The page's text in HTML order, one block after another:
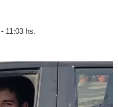
11:03 hs.